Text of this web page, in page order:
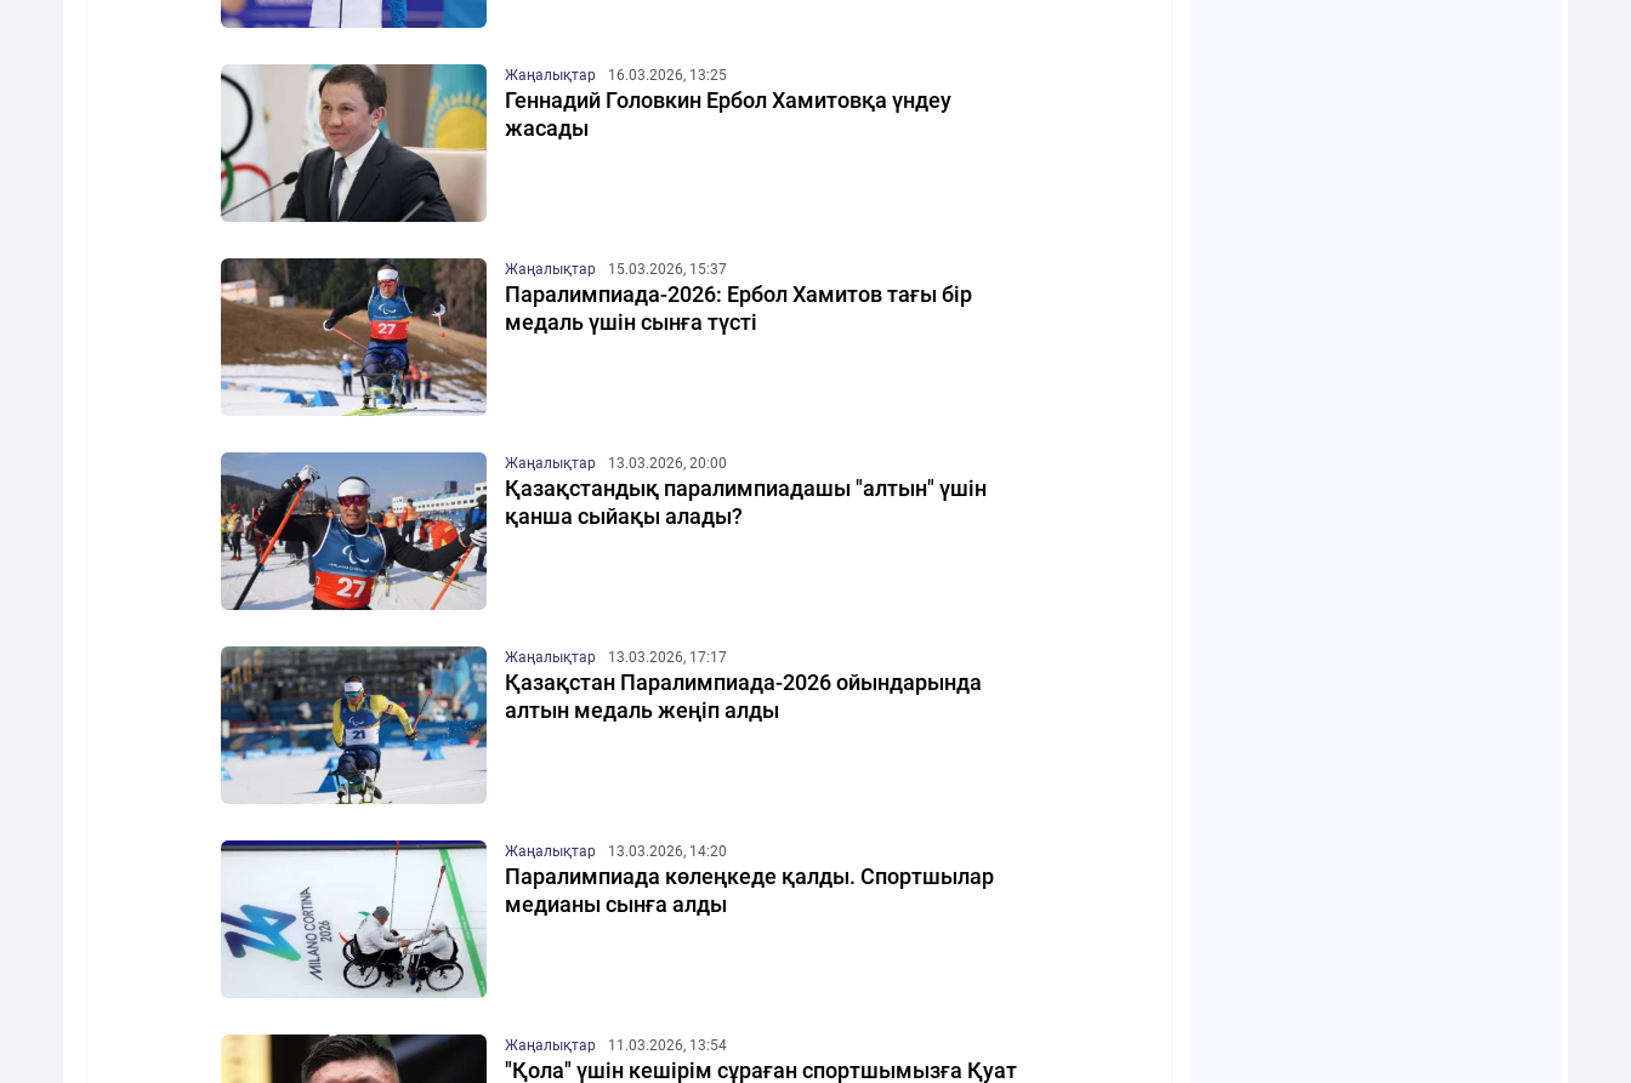
Жаңалықтар 16.03.2026, 13:25
Геннадий Головкин Ербол Хамитовқа үндеу
жасады
Жаңалықтар 15.03.2026, 15:37
Паралимпиада-2026: Ербол Хамитов тағы бір
медаль үшін сынға түсті
Жаңалықтар 13.03.2026, 20:00
Қазақстандық паралимпиадашы "алтын" үшін
қанша сыйақы алады?
Жаңалықтар 13.03.2026, 17:17
Қазақстан Паралимпиада-2026 ойындарында
алтын медаль жеңіп алды
Жаңалықтар 13.03.2026, 14:20
Паралимпиада көлеңкеде қалды. Спортшылар
медианы сынға алды
Жаңалықтар 11.03.2026, 13:54
"Қола" үшін кешірім сұраған спортшымызға Қуат